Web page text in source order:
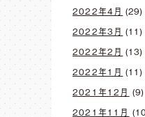
2022年4月 (29)
2022年3月 (11)
2022年2月 (13)
2022年1月 (11)
2021年12月 (9)
2021年11月